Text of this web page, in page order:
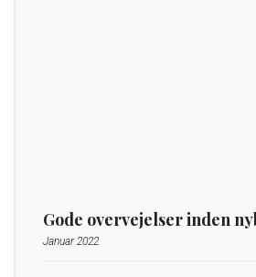
Gode overvejelser inden
Januar 2022